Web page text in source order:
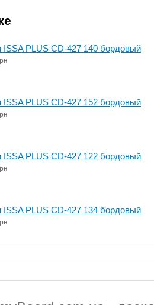
PLUS CD-427 140 бордовый
PLUS CD-427 152 бордовый
PLUS CD-427 122 бордовый
PLUS CD-427 134 бордовый